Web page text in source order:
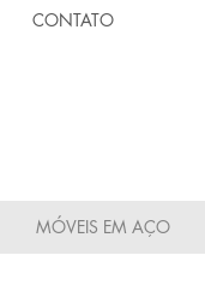
CONTATO
MÓVEIS EM AÇO